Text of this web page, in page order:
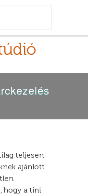
teljesen
ajánlott
hogy a tini